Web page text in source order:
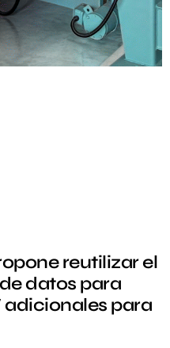
reutilizar el
datos para
adicionales para